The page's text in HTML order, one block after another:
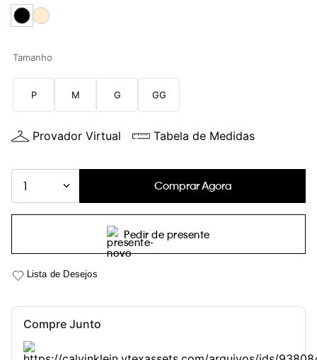
Tamanho
P M G GG
Provador Virtual Tabela de Medidas
1 Comprar Agora
Pedir de presente
Compre Junto